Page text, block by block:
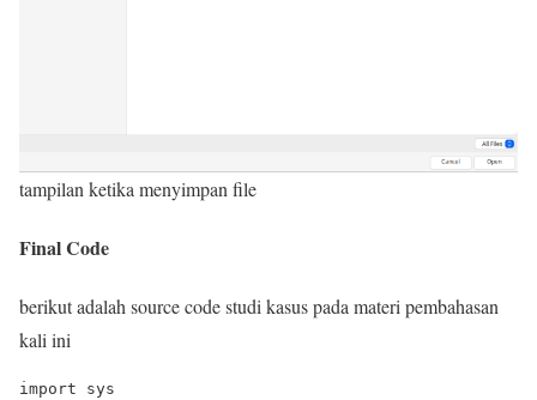
tampilan ketika menyimpan file
Final Code
berikut adalah source code studi kasus pada materi pembahasan
kali ini
import sys